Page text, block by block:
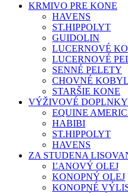
KRMIVO PRE KONE
HAVENS
ST.HIPPOLYT
GUIDOLIN
LUCERNOVÉ
LUCERNOVÉ
SENNÉ PELETY
CHOVNÉ
STARŠIE KONE
VÝŽIVOVÉ DOPLNKY
EQUINE
HABIBI
ST.HIPPOLYT
HAVENS
ZA STUDENA
ĽANOVÝ OLEJ
KONOPNÝ OLEJ
KONOPNÉ